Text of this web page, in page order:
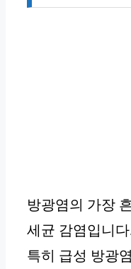
방광염의 가장
세균 감염입니
특히 급성 방광